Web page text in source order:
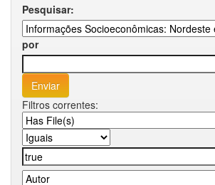
Pesquisar:
por
Filtros correntes: